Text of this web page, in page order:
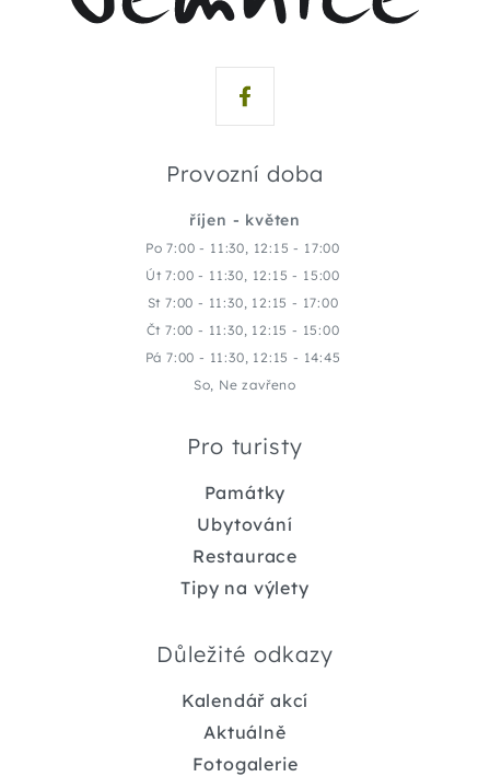
Provozní doba
říjen - květen
Po 7:00 - 11:30, 12:15 - 17:00
Út 7:00 - 11:30, 12:15 - 15:00
St 7:00 - 11:30, 12:15 - 17:00
Čt 7:00 - 11:30, 12:15 - 15:00
Pá 7:00 - 11:30, 12:15 - 14:45
So, Ne zavřeno
Pro turisty
Památky
Ubytování
Restaurace
Tipy na výlety
Důležité odkazy
Kalendář akcí
Aktuálně
Fotogalerie